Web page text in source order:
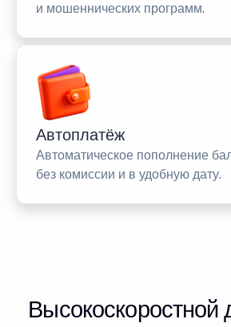
и мошеннических программ.
Автоплатёж
Автоматическое пополнение
без комиссии и в удобную дату.